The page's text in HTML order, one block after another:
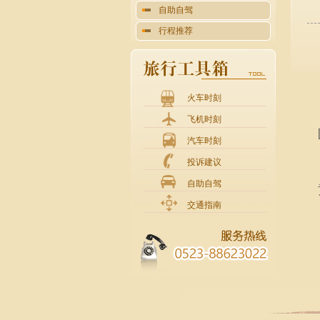
自助自驾
行程推荐
火车时刻
飞机时刻
汽车时刻
投诉建议
自助自驾
交通指南